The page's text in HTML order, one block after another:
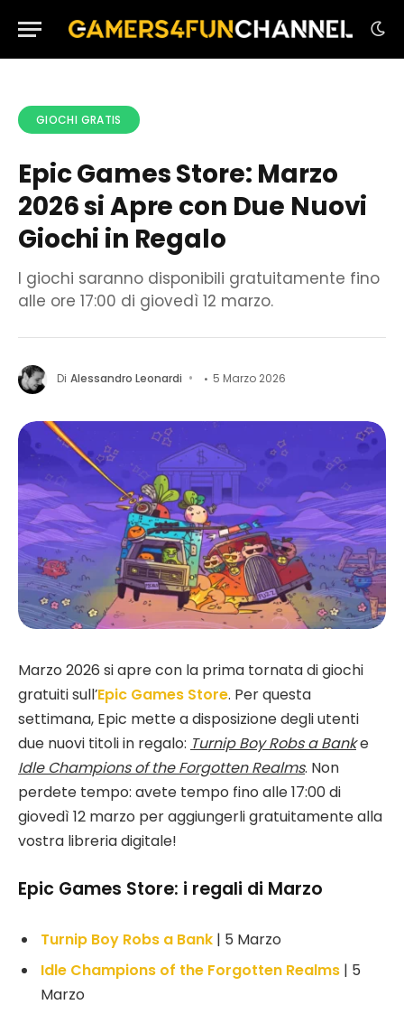
GIOCHI GRATIS
Epic Games Store: Marzo
2026 si Apre con Due Nuovi
Giochi in Regalo
I giochi saranno disponibili gratuitamente fino
alle ore 17:00 di giovedì 12 marzo.
Di Alessandro Leonardi 5 Marzo 2026
Marzo 2026 si apre con la prima tornata di giochi
gratuiti sull’Epic Games Store. Per questa
settimana, Epic mette a disposizione degli utenti
due nuovi titoli in regalo: Turnip Boy Robs a Banke
Idle Champions of the Forgotten Realms. Non
perdete tempo: avete tempo fino alle 17:00 di
giovedì 12 marzo per aggiungerli gratuitamente alla
vostra libreria digitale!
Epic Games Store: i regali di Marzo
Turnip Boy Robs a Bank | 5 Marzo
Idle Champions of the Forgotten Realms | 5
Marzo